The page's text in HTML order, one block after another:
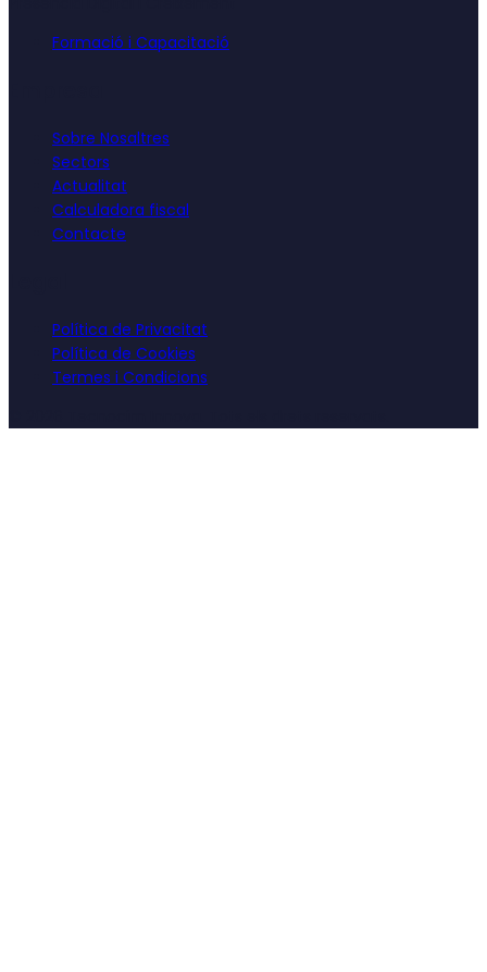
Formació i Capacitació
Sobre Nosaltres
Sectors
Actualitat
Calculadora fiscal
Contacte
Política de Privacitat
Política de Cookies
Termes i Condicions